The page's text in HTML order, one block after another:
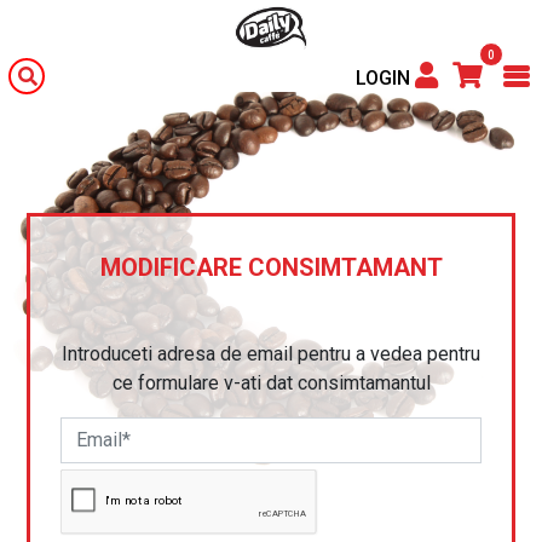
LOGIN
0
MODIFICARE CONSIMTAMANT
Introduceti adresa de email pentru a vedea pentru
ce formulare v-ati dat consimtamantul